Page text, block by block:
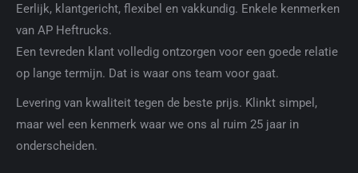
Eerlijk, klantgericht, flexibel en vakkundig. Enkele kenmerken
van AP Heftrucks.
Een tevreden klant volledig ontzorgen voor een goede relatie
op lange termijn. Dat is waar ons team voor gaat.
Levering van kwaliteit tegen de beste prijs. Klinkt simpel,
maar wel een kenmerk waar we ons al ruim 25 jaar in
onderscheiden.